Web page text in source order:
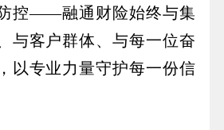
控——融通财险始终与集
与客户群体、与每一位奋
以专业力量守护每一份信